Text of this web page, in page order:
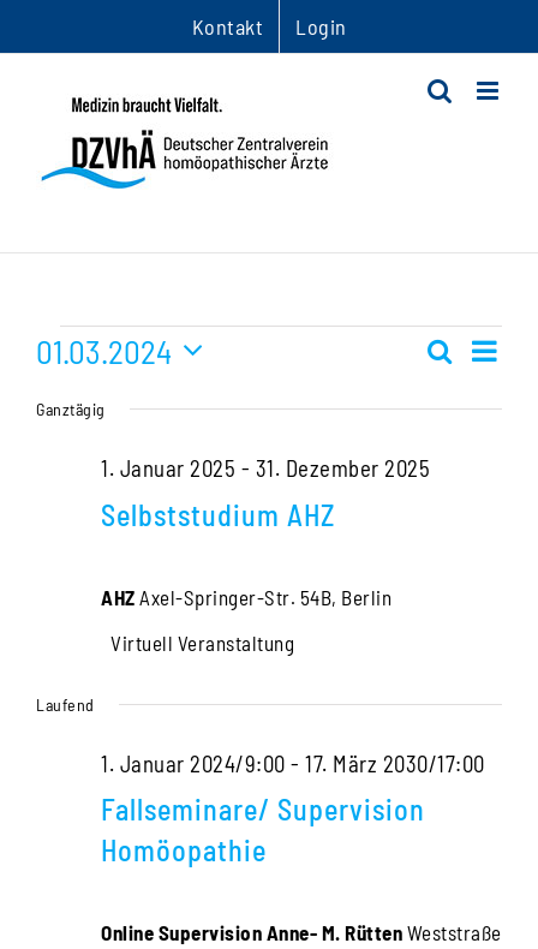
Inhalt
Kontakt Login
Veranstaltungen
für
März
2024
Suche
und
Suche
Tag
01.03.2024
wählen.
Ganztägig
Selbststudium AHZ
1. Januar 2025 - 31. Dezember 2025
AHZ Axel-Springer-Str. 54B, Berlin
Virtuell Veranstaltung
Laufend
Fallseminare/ Supervision
Homöopathie
1. Januar 2024/9:00 - 17. März 2030/17:00
Online Supervision Anne- M. Rütten Weststraße